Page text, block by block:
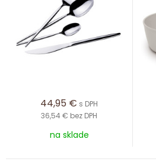
44,95 € s DPH
36,54 € bez DPH
na sklade